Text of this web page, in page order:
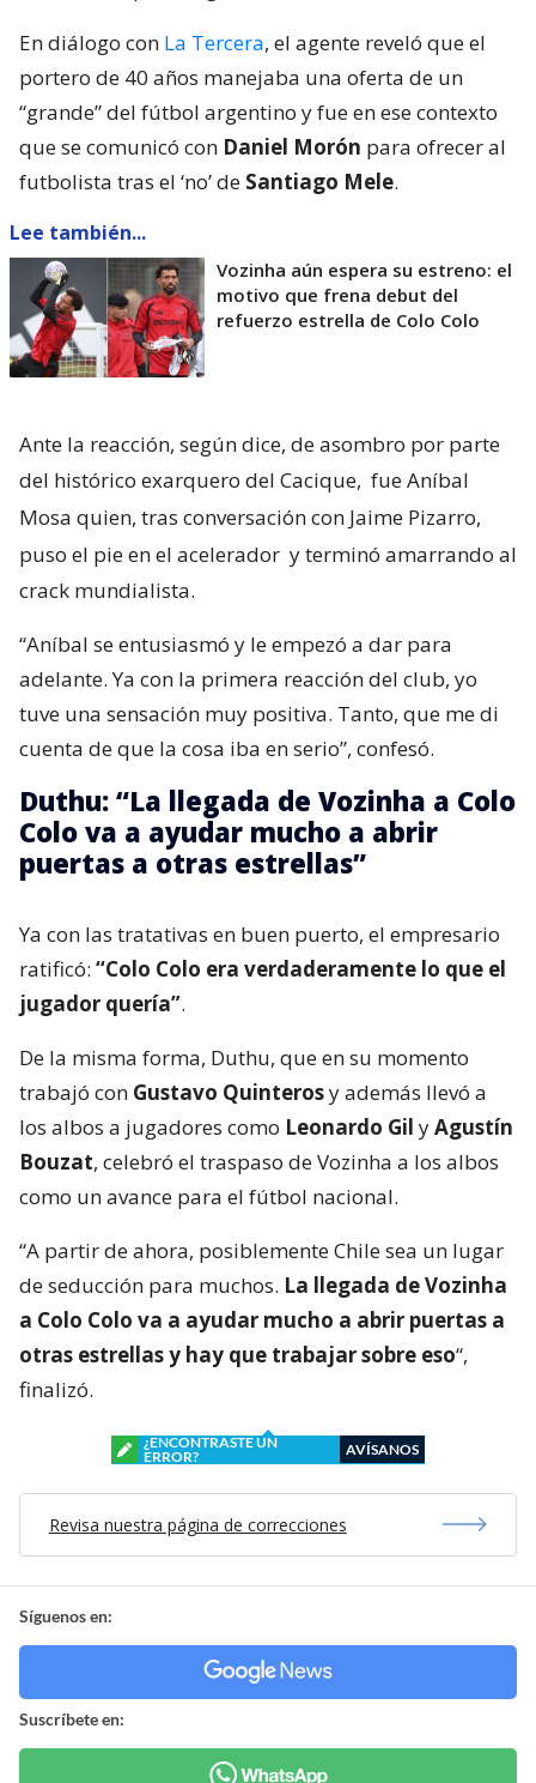
En diálogo con La Tercera, el agente reveló que el
portero de 40 años manejaba una oferta de un
“grande” del fútbol argentino y fue en ese contexto
que se comunicó con Daniel Morón para ofrecer al
futbolista tras el ‘no’ de Santiago Mele.
Lee también...
Vozinha aún espera su estreno: el
motivo que frena debut del
refuerzo estrella de Colo Colo
Ante la reacción, según dice, de asombro por parte
del histórico exarquero del Cacique, fue Aníbal
Mosa quien, tras conversación con Jaime Pizarro,
puso el pie en el acelerador y terminó amarrando al
crack mundialista.
“Aníbal se entusiasmó y le empezó a dar para
adelante. Ya con la primera reacción del club, yo
tuve una sensación muy positiva. Tanto, que me di
cuenta de que la cosa iba en serio”, confesó.
Duthu: “La llegada de Vozinha a Colo
Colo va a ayudar mucho a abrir
puertas a otras estrellas”
Ya con las tratativas en buen puerto, el empresario
ratificó: “Colo Colo era verdaderamente lo que el
jugador quería”.
De la misma forma, Duthu, que en su momento
trabajó con Gustavo Quinterosy además llevó a
los albos a jugadores como Leonardo Gil yAgustín
Bouzat, celebró el traspaso de Vozinha a los albos
como un avance para el fútbol nacional.
“A partir de ahora, posiblemente Chile sea un lugar
de seducción para muchos. La llegada de Vozinha
a Colo Colo va a ayudar mucho a abrir puertas a
otras estrellas y hay que trabajar sobre eso“,
finalizó.
¿ENCONTRASTE UN
ERROR?
AVÍSANOS
Revisa nuestra página de correcciones
Síguenos en:
Suscríbete en: